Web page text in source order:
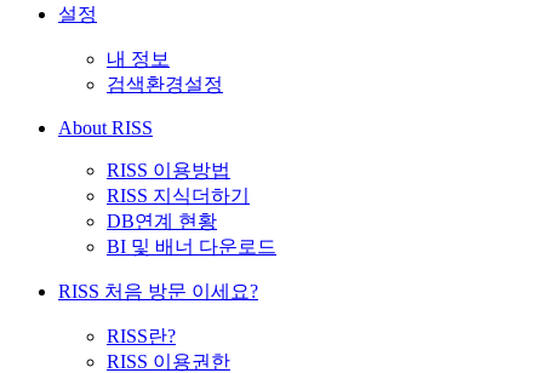
설정
내 정보
검색환경설정
About RISS
RISS 이용방법
RISS 지식더하기
DB연계 현황
BI 및 배너 다운로드
RISS 처음 방문 이세요?
RISS란?
RISS 이용권한